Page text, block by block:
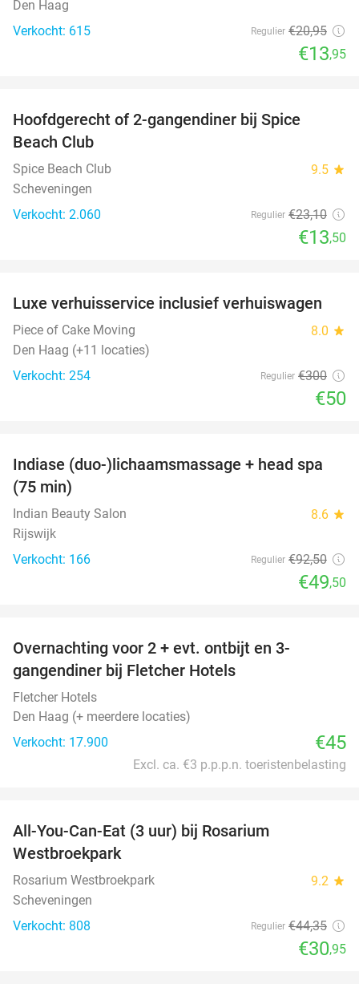
Den Haag
Verkocht: 615
Regulier €20,95
€13,95
Hoofdgerecht of 2-gangendiner bij Spice
Beach Club
Spice Beach Club 9.5 star
Scheveningen
Verkocht: 2.060
Regulier €23,10
€13,50
83%
Luxe verhuisservice inclusief verhuiswagen
Piece of Cake Moving 8.0 star
Den Haag (+11 locaties)
Verkocht: 254
Regulier €300
€50
46%
Indiase (duo-)lichaamsmassage + head spa
(75 min)
Indian Beauty Salon 8.6 star
Rijswijk
Verkocht: 166
Regulier €92,50
€49,50
Overnachting voor 2 + evt. ontbijt en 3-
gangendiner bij Fletcher Hotels
Fletcher Hotels
Den Haag (+ meerdere locaties)
Verkocht: 17.900
€45
Excl. ca. €3 p.p.p.n. toeristenbelasting
All-You-Can-Eat (3 uur) bij Rosarium
Westbroekpark
Rosarium Westbroekpark 9.2 star
Scheveningen
Verkocht: 808
Regulier €44,35
€30,95